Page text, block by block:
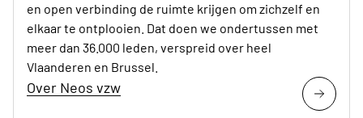
en open verbinding de ruimte krijgen om zichzelf en
elkaar te ontplooien. Dat doen we ondertussen met
meer dan 36.000 leden, verspreid over heel
Vlaanderen en Brussel.
Over Neos vzw